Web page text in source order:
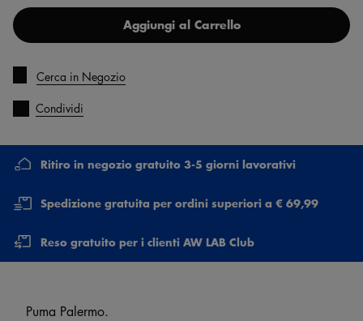
Aggiungi al Carrello
Cerca in Negozio
Condividi
Ritiro in negozio gratuito 3-5 giorni lavorativi
Spedizione gratuita per ordini superiori a € 69,99
Reso gratuito per i clienti AW LAB Club
Puma Palermo.